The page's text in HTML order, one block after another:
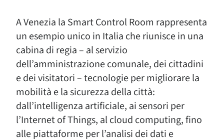
A Venezia la Smart Control Room rappresenta
un esempio unico in Italia che riunisce in una
cabina di regia – al servizio
dell’amministrazione comunale, dei cittadini
e dei visitatori – tecnologie per migliorare la
mobilità e la sicurezza della città:
dall’intelligenza artificiale, ai sensori per
l’Internet of Things, al cloud computing, fino
alle piattaforme per l’analisi dei dati e